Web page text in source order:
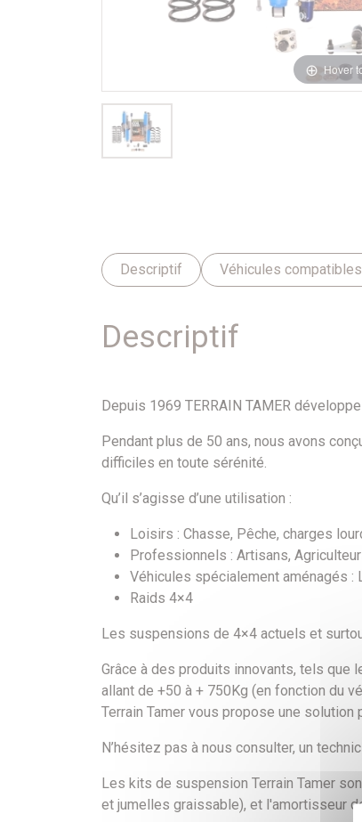
Hover
Descriptif Véhicules compatibles
Descriptif
Depuis 1969 TERRAIN TAMER
Pendant plus de 50 ans, nous avons
difficiles en toute sérénité.
Qu’il s’agisse d’une utilisation :
Loisirs : Chasse, Pêche, charges
Professionnels : Artisans,
Véhicules spécialement aménagés :
Raids 4×4
Les suspensions de 4×4 actuels et
Grâce à des produits innovants, tels
allant de +50 à + 750Kg (en fonction du
Terrain Tamer vous propose une
N’hésitez pas à nous consulter, un
Les kits de suspension Terrain Tamer
et jumelles graissable), et l'amortisseur